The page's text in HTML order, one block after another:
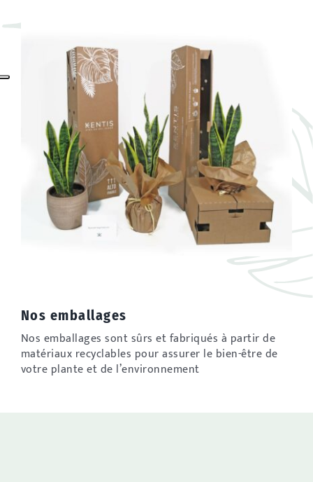
Nos emballages
Nos emballages sont sûrs et fabriqués à partir de
matériaux recyclables pour assurer le bien-être de
votre plante et de l’environnement